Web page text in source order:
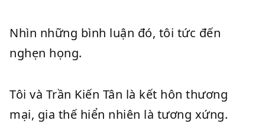
Nhìn những bình luận đó, tôi tức đến
nghẹn họng.
Tôi và Trần Kiến Tân là kết hôn thương
mại, gia thế hiển nhiên là tương xứng.